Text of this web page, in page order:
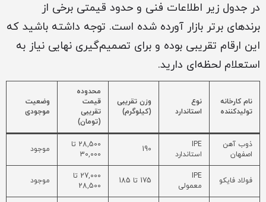
در جدول زیر اطلاعات فنی و حدود قیمتی برخی از
برندهای برتر بازار آورده شده است. توجه داشته باشید که
این ارقام تقریبی بوده و برای تصمیم‌گیری نهایی نیاز به
استعلام لحظه‌ای دارید.
نام کارخانه
تولیدکننده
نوع
استاندارد
وزن تقریبی
(کیلوگرم)
محدوده
قیمت
تقریبی
(تومان)
وضعیت
موجودی
ذوب آهن
اصفهان
IPE
استاندارد
190
28,500 تا
30,000
موجود
فولاد فایکو
IPE
معمولی
175 تا 185
27,000 تا
28,500
موجود